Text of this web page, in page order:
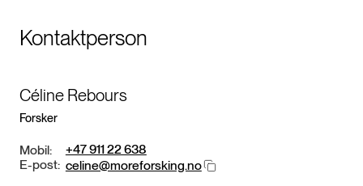
Kontaktperson
Céline Rebours
Forsker
Mobil:
+47 911 22 638
E-post: celine@moreforsking.no